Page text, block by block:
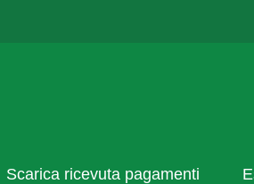
Scarica ricevuta pagamenti